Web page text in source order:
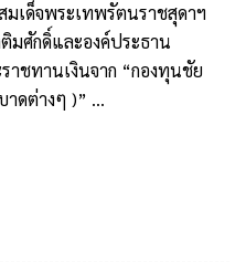
มเด็จพระเทพรัตนราชสุดาฯ
มศักดิ์และองค์ประธาน
ชทานเงินจาก “กองทุนชัย
ดต่างๆ )” ...